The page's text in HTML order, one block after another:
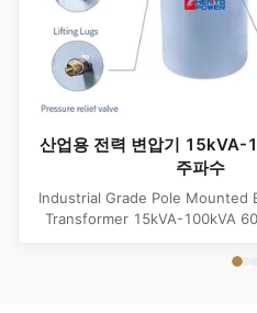
산업용 전력 변압기
주파수
Industrial Grade Pole Mounted
Transformer 15kVA-100kVA
Frequency 60Hz Phase Single